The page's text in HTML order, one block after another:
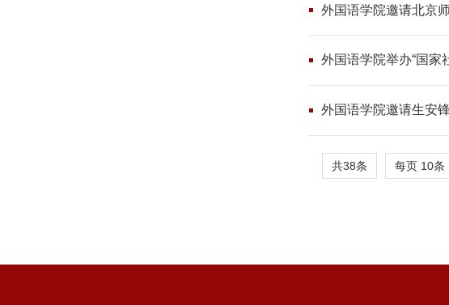
外国语学院邀请北京
外国语学院举办“国家
外国语学院邀请生安
共38条 每页 10条